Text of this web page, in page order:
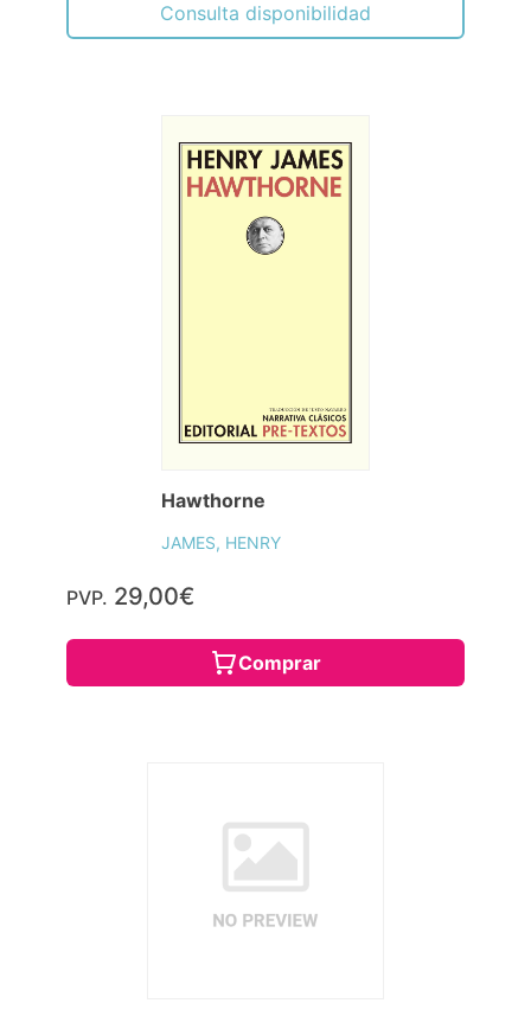
Consulta disponibilidad
Hawthorne
JAMES, HENRY
PVP. 29,00€
Comprar